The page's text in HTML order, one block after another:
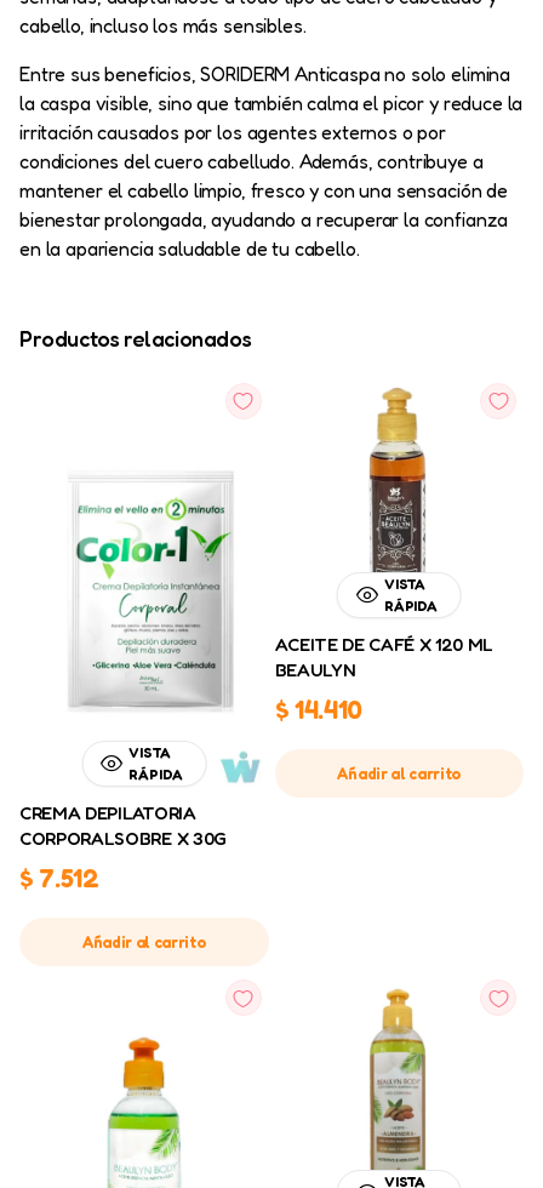
cabello, incluso los más sensibles.
Entre sus beneficios, SORIDERM Anticaspa no solo elimina
la caspa visible, sino que también calma el picor y reduce la
irritación causados por los agentes externos o por
condiciones del cuero cabelludo. Además, contribuye a
mantener el cabello limpio, fresco y con una sensación de
bienestar prolongada, ayudando a recuperar la confianza
en la apariencia saludable de tu cabello.
Productos relacionados
VISTA
RÁPIDA
CREMA DEPILATORIA
CORPORALSOBRE X 30G
$ 7.512
Añadir al carrito
VISTA
RÁPIDA
ACEITE DE CAFÉ X 120 ML
BEAULYN
$14.410
Añadir al carrito
VISTA